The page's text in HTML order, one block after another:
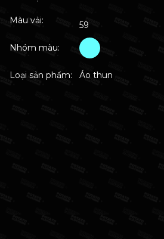
Màu vải: 59
Nhóm màu:
Loại sản phẩm: Áo thun